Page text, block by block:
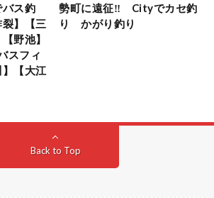
バス釣
】【三
野池】
スフィ
【大江
勢町に遠征‼ Cityでカセ釣
り かがり釣り
Back to Top